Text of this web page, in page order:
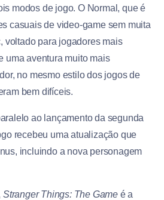
modos de jogo. O Normal, que é
casuais de video-game sem muita
voltado para jogadores mais
uma aventura muito mais
no mesmo estilo dos jogos de
bem difíceis.
ao lançamento da segunda
recebeu uma atualização que
incluindo a nova personagem
Stranger Things: The Game é a